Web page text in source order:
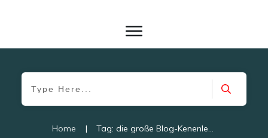
Home | Tag: die große Blog-Kenenlernatkion